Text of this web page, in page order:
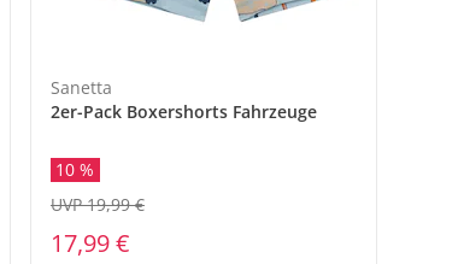
Sanetta
2er-Pack Boxershorts Fahrzeuge
10 %
17,99 €
UVP 19,99 €